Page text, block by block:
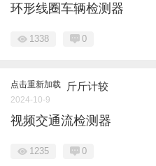
环形线圈车辆检测器
1338 0
点击重新加载 斤斤计较
2024-10-9
视频交通流检测器
1235 0